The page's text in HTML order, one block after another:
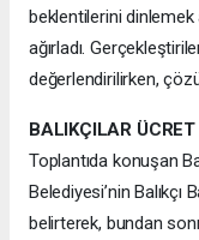
beklentilerini
ağırladı.
değerlendirilirken,
BALIKÇILAR
Toplantıda konuşan
Belediyesi’nin Balıkçı
belirterek, bundan